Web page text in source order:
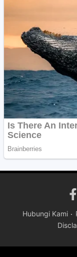
Hubungi Kami